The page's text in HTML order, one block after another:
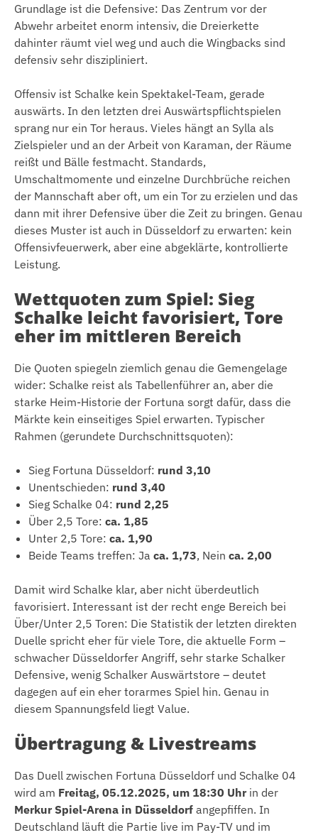
Grundlage ist die Defensive: Das Zentrum vor der
Abwehr arbeitet enorm intensiv, die Dreierkette
dahinter räumt viel weg und auch die Wingbacks sind
defensiv sehr diszipliniert.
Offensiv ist Schalke kein Spektakel-Team, gerade
auswärts. In den letzten drei Auswärtspflichtspielen
sprang nur ein Tor heraus. Vieles hängt an Sylla als
Zielspieler und an der Arbeit von Karaman, der Räume
reißt und Bälle festmacht. Standards,
Umschaltmomente und einzelne Durchbrüche reichen
der Mannschaft aber oft, um ein Tor zu erzielen und das
dann mit ihrer Defensive über die Zeit zu bringen. Genau
dieses Muster ist auch in Düsseldorf zu erwarten: kein
Offensivfeuerwerk, aber eine abgeklärte, kontrollierte
Leistung.
Wettquoten zum Spiel: Sieg
Schalke leicht favorisiert, Tore
eher im mittleren Bereich
Die Quoten spiegeln ziemlich genau die Gemengelage
wider: Schalke reist als Tabellenführer an, aber die
starke Heim-Historie der Fortuna sorgt dafür, dass die
Märkte kein einseitiges Spiel erwarten. Typischer
Rahmen (gerundete Durchschnittsquoten):
Sieg Fortuna Düsseldorf: rund 3,10
Unentschieden: rund 3,40
Sieg Schalke 04: rund 2,25
Über 2,5 Tore: ca. 1,85
Unter 2,5 Tore: ca. 1,90
Beide Teams treffen: Ja ca. 1,73, Nein ca. 2,00
Damit wird Schalke klar, aber nicht überdeutlich
favorisiert. Interessant ist der recht enge Bereich bei
Über/Unter 2,5 Toren: Die Statistik der letzten direkten
Duelle spricht eher für viele Tore, die aktuelle Form –
schwacher Düsseldorfer Angriff, sehr starke Schalker
Defensive, wenig Schalker Auswärtstore – deutet
dagegen auf ein eher torarmes Spiel hin. Genau in
diesem Spannungsfeld liegt Value.
Übertragung & Livestreams
Das Duell zwischen Fortuna Düsseldorf und Schalke 04
wird am Freitag, 05.12.2025, um 18:30 Uhr in der
Merkur Spiel-Arena in Düsseldorf angepfiffen. In
Deutschland läuft die Partie live im Pay-TV und im